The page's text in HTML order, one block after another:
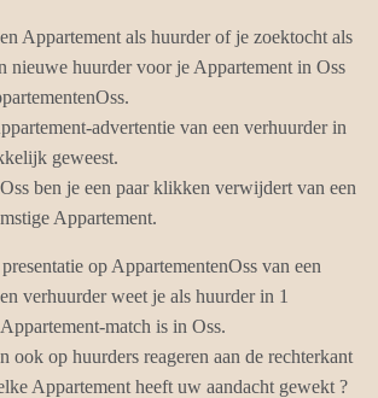
Appartement als huurder of je zoektocht als
nieuwe huurder voor je Appartement in Oss
advertentie van een verhuurder in
geweest.
ben je een paar klikken verwijdert van een
Appartement.
op AppartementenOss van een
verhuurder weet je als huurder in 1
match is in Oss.
ook op huurders reageren aan de rechterkant
Appartement heeft uw aandacht gewekt ?